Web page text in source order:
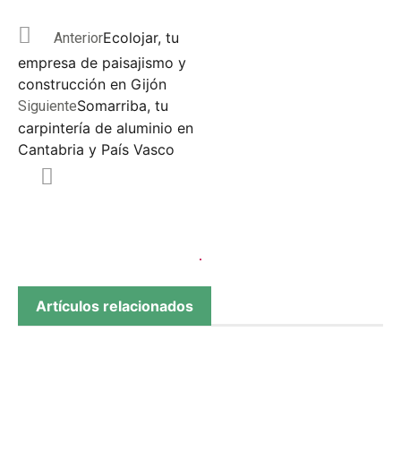
AnteriorEcolojar, tu
empresa de paisajismo y
construcción en Gijón
SiguienteSomarriba, tu
carpintería de aluminio en
Cantabria y País Vasco
Artículos relacionados